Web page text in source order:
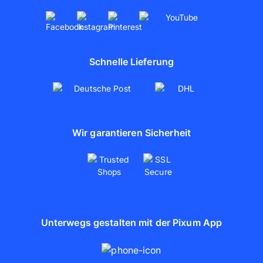
Schnelle Lieferung
Wir garantieren Sicherheit
Unterwegs gestalten mit der Pixum App